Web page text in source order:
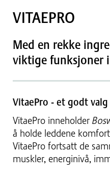
VITAEPRO
Med en rekke
viktige funksjoner
VitaePro - et godt
VitaePro inneholder
å holde leddene
VitaePro fortsatt de
muskler, energinivå,